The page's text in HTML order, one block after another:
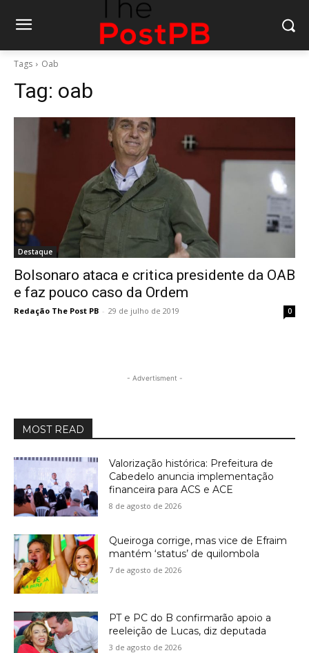
Tags Oab
Tag: oab
Destaque
Bolsonaro ataca e critica presidente da OAB
e faz pouco caso da Ordem
Redação The Post PB - 29 de julho de 2019 0
- Advertisment -
MOST READ
Valorização histórica: Prefeitura de
Cabedelo anuncia implementação
financeira para ACS e ACE
8 de agosto de 2026
Queiroga corrige, mas vice de Efraim
mantém ‘status’ de quilombola
7 de agosto de 2026
PT e PC do B confirmarão apoio a
reeleição de Lucas, diz deputada
3 de agosto de 2026